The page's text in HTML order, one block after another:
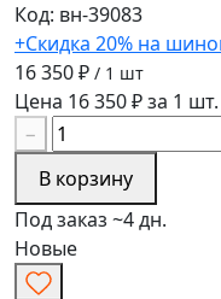
Код: вн-39083
+Скидка 20% на
16 350 ₽ / 1 шт
Цена 16 350 ₽ за 1 шт.
−
В корзину
Под заказ ~4 дн.
Новые